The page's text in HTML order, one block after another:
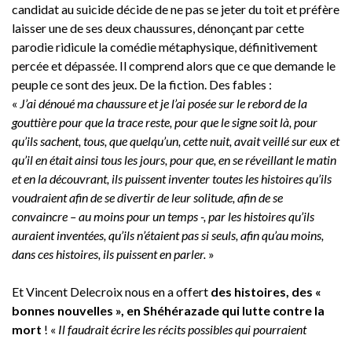
candidat au suicide décide de ne pas se jeter du toit et préfère
laisser une de ses deux chaussures, dénonçant par cette
parodie ridicule la comédie métaphysique, définitivement
percée et dépassée. Il comprend alors que ce que demande le
peuple ce sont des jeux. De la fiction. Des fables :
« J’ai dénoué ma chaussure et je l’ai posée sur le rebord de la
gouttière pour que la trace reste, pour que le signe soit là, pour
qu’ils sachent, tous, que quelqu’un, cette nuit, avait veillé sur eux et
qu’il en était ainsi tous les jours, pour que, en se réveillant le matin
et en la découvrant, ils puissent inventer toutes les histoires qu’ils
voudraient afin de se divertir de leur solitude, afin de se
convaincre – au moins pour un temps -, par les histoires qu’ils
auraient inventées, qu’ils n’étaient pas si seuls, afin qu’au moins,
dans ces histoires, ils puissent en parler. »
Et Vincent Delecroix nous en a offert des histoires, des «
bonnes nouvelles », en Shéhérazade qui lutte contre la
mort ! « Il faudrait écrire les récits possibles qui pourraient